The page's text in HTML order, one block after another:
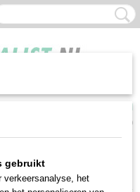
(0)
>Stahlwille 10A-
gebruikt
verkeersanalyse, het